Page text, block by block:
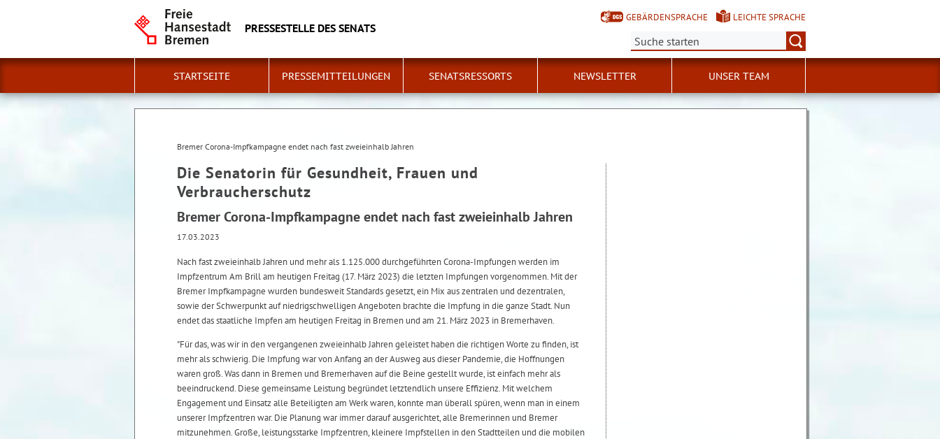
PRESSESTELLE DES SENATS
GEBÄRDENSPRACHE
LEICHTE SPRACHE
Suche:
STARTSEITE PRESSEMITTEILUNGEN SENATSRESSORTS NEWSLETTER UNSER TEAM
Bremer Corona-Impfkampagne endet nach fast zweieinhalb Jahren
Die Senatorin für Gesundheit, Frauen und
Verbraucherschutz
Bremer Corona-Impfkampagne endet nach fast zweieinhalb Jahren
17.03.2023
Nach fast zweieinhalb Jahren und mehr als 1.125.000 durchgeführten Corona-Impfungen werden im
Impfzentrum Am Brill am heutigen Freitag (17. März 2023) die letzten Impfungen vorgenommen. Mit der
Bremer Impfkampagne wurden bundesweit Standards gesetzt, ein Mix aus zentralen und dezentralen,
sowie der Schwerpunkt auf niedrigschwelligen Angeboten brachte die Impfung in die ganze Stadt. Nun
endet das staatliche Impfen am heutigen Freitag in Bremen und am 21. März 2023 in Bremerhaven.
"Für das, was wir in den vergangenen zweieinhalb Jahren geleistet haben die richtigen Worte zu finden, ist
mehr als schwierig. Die Impfung war von Anfang an der Ausweg aus dieser Pandemie, die Hoffnungen
waren groß. Was dann in Bremen und Bremerhaven auf die Beine gestellt wurde, ist einfach mehr als
beeindruckend. Diese gemeinsame Leistung begründet letztendlich unsere Effizienz. Mit welchem
Engagement und Einsatz alle Beteiligten am Werk waren, konnte man überall spüren, wenn man in einem
unserer Impfzentren war. Die Planung war immer darauf ausgerichtet, alle Bremerinnen und Bremer
mitzunehmen. Große, leistungsstarke Impfzentren, kleinere Impfstellen in den Stadtteilen und die mobilen